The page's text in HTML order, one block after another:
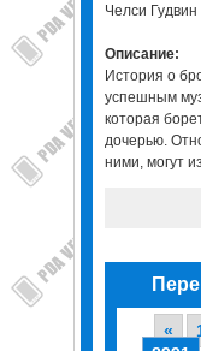
Челси Гудвин
Описание:
История о
успешным
которая
дочерью.
ними, могут
«